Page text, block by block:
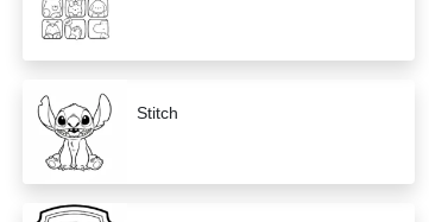
Stitch